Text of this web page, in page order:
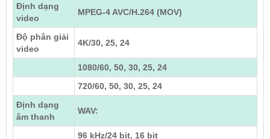
Định dạng
video
MPEG-4 AVC/H.264 (MOV)
Độ phân giải
video
4K/30, 25, 24
1080/60, 50, 30, 25, 24
720/60, 50, 30, 25, 24
Định dạng
âm thanh
WAV:
96 kHz/24 bit, 16 bit